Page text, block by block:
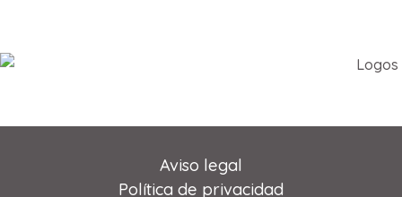
Aviso legal
Política de privacidad